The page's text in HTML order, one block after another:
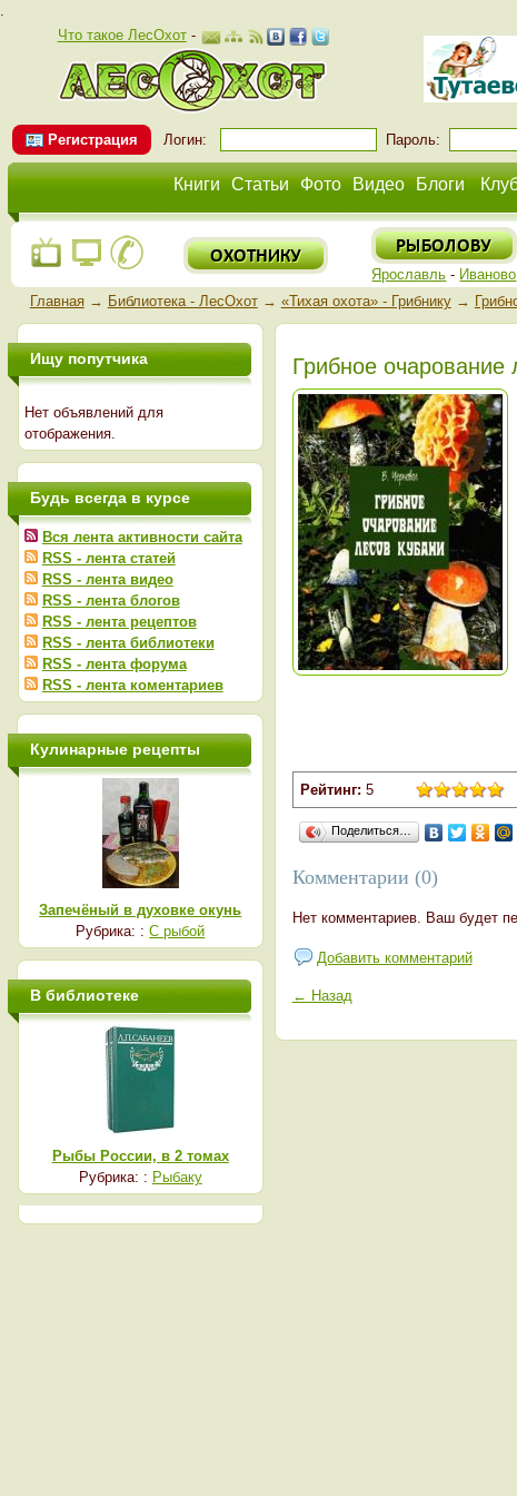
.
Что такое ЛесОхот-
Регистрация Логин: Пароль:
Книги Статьи Фото Видео Блоги
Ярославль - Иваново
Главная→ Библиотека - ЛесОхот→ «Тихая охота» - Грибнику→
Грибное очарование
Рейтинг: 5
Поделиться…
Комментарии (0)
Нет комментариев. Ваш будет
Добавить комментарий
← Назад
Ищу попутчика
Нет объявлений для
отображения.
Будь всегда в курсе
Вся лента активности сайта
RSS - лента статей
RSS - лента видео
RSS - лента блогов
RSS - лента рецептов
RSS - лента библиотеки
RSS - лента форума
RSS - лента коментариев
Кулинарные рецепты
Запечёный в духовке окунь
Рубрика: :С рыбой
В библиотеке
Рыбы России, в 2 томах
Рубрика: : Рыбаку